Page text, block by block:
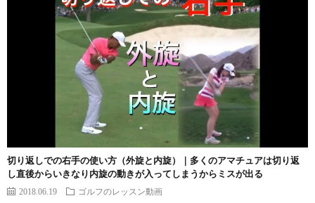
切り返しでの右手の使い方（外旋と内旋）｜多くのアマチュアは切り返
し直後からいきなり内旋の動きが入ってしまうからミスが出る
2018.06.19 ゴルフのレッスン動画